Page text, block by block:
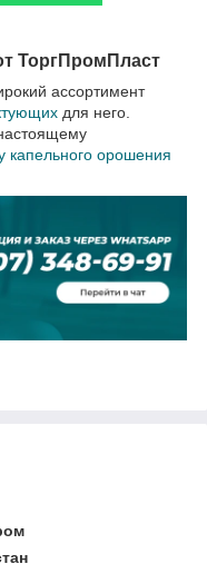
ТоргПромПласт
ассортимент
для него.
капельного орошения